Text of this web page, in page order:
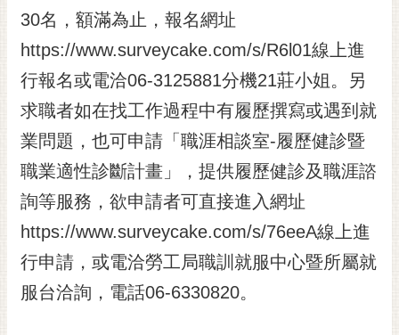
30名，額滿為止，報名網址
https://www.surveycake.com/s/R6l01線上進
行報名或電洽06-3125881分機21莊小姐。另
求職者如在找工作過程中有履歷撰寫或遇到就
業問題，也可申請「職涯相談室-履歷健診暨
職業適性診斷計畫」，提供履歷健診及職涯諮
詢等服務，欲申請者可直接進入網址
https://www.surveycake.com/s/76eeA線上進
行申請，或電洽勞工局職訓就服中心暨所屬就
服台洽詢，電話06-6330820。